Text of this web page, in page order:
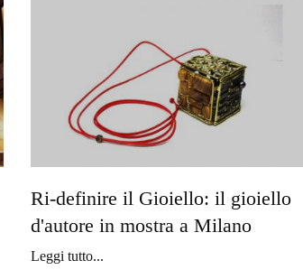
Ri-definire il Gioiello: il gioiello
d'autore in mostra a Milano
Leggi tutto...